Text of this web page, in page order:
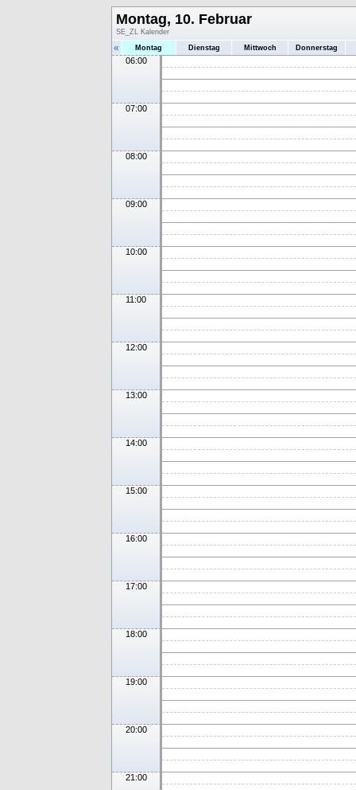
Montag, 10. Februar
SE_ZL Kalender
« Montag Dienstag Mittwoch Donnerstag
06:00
07:00
08:00
09:00
10:00
11:00
12:00
13:00
14:00
15:00
16:00
17:00
18:00
19:00
20:00
21:00